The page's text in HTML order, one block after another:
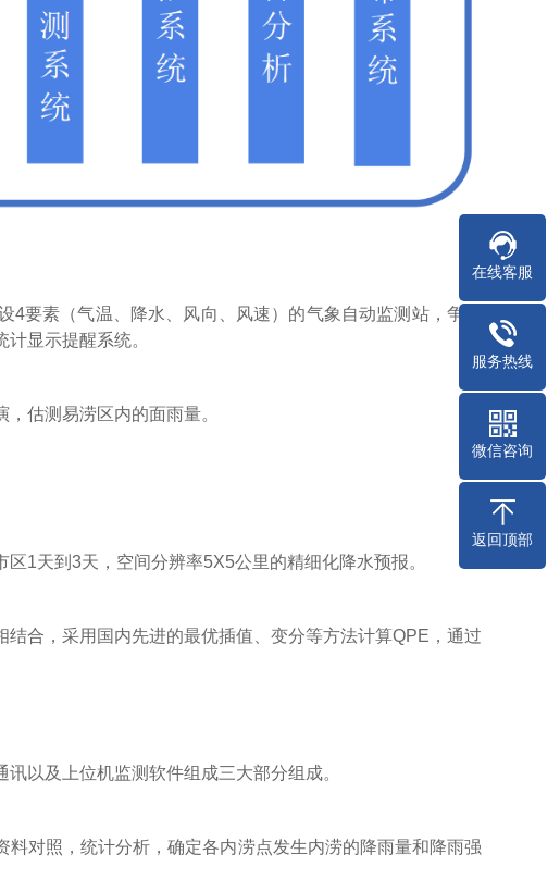
要素（气温、降水、风向、风速）的气象自动监测站，争取
显示提醒系统。
估测易涝区内的面雨量。
1天到3天，空间分辨率5X5公里的精细化降水预报。
合，采用国内先进的最优插值、变分等方法计算QPE，通过
以及上位机监测软件组成三大部分组成。
对照，统计分析，确定各内涝点发生内涝的降雨量和降雨强
在线客服
服务热线
微信咨询
返回顶部